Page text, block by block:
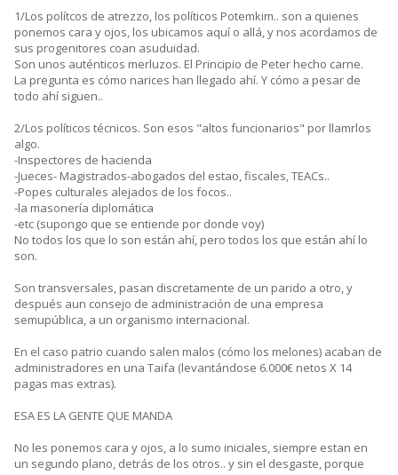
1/Los polítcos de atrezzo, los políticos Potemkim.. son a quienes
ponemos cara y ojos, los ubicamos aquí o allá, y nos acordamos de
sus progenitores coan asuduidad.
Son unos auténticos merluzos. El Principio de Peter hecho carne.
La pregunta es cómo narices han llegado ahí. Y cómo a pesar de
todo ahí siguen..
2/Los políticos técnicos. Son esos "altos funcionarios" por llamrlos
algo.
-Inspectores de hacienda
-Jueces- Magistrados-abogados del estao, fiscales, TEACs..
-Popes culturales alejados de los focos..
-la masonería diplomática
-etc (supongo que se entiende por donde voy)
No todos los que lo son están ahí, pero todos los que están ahí lo
son.
Son transversales, pasan discretamente de un parido a otro, y
después aun consejo de administración de una empresa
semupública, a un organismo internacional.
En el caso patrio cuando salen malos (cómo los melones) acaban de
administradores en una Taifa (levantándose 6.000€ netos X 14
pagas mas extras).
ESA ES LA GENTE QUE MANDA
No les ponemos cara y ojos, a lo sumo iniciales, siempre estan en
un segundo plano, detrás de los otros.. y sin el desgaste, porque